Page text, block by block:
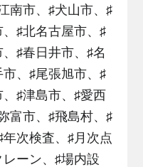
南市、♯犬山市、♯
♯北名古屋市、♯
♯春日井市、♯名
、♯尾張旭市、♯
♯津島市、♯愛西
富市、♯飛島村、♯
次検査、♯月次点
ーン、♯場内設